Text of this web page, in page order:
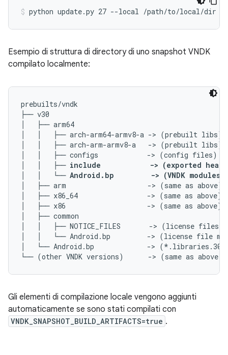
Esempio di struttura di directory di uno snapshot VNDK
compilato localmente:
prebuilts/vndk
├── v30
│   ├── arm64
│   │   ├── arch-arm64-armv8-a -> (prebuilt libs)
│   │   ├── arch-arm-armv8-a   -> (prebuilt libs)
│   │   ├── configs            -> (config files)
│   │   ├── include            -> (exported
│   │   └── Android.bp         -> (VNDK modules
│   ├── arm                    -> (same as above)
│   ├── x86_64                 -> (same as above)
│   ├── x86                    -> (same as above)
│   ├── common
│   │   ├── NOTICE_FILES       -> (license files)
│   │   └── Android.bp         -> (license file
│   └── Android.bp             ->
Gli elementi di compilazione locale vengono aggiunti
automaticamente se sono stati compilati con
VNDK_SNAPSHOT_BUILD_ARTIFACTS=true .